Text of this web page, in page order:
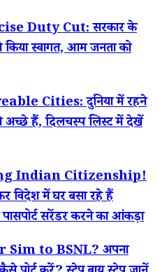
Duty Cut: सरकार के
स्वागत, आम जनता को
Cities: दुनिया में रहने
हैं, दिलचस्प लिस्ट में देखें
Indian Citizenship!
विदेश में घर बसा रहे हैं
सरेंडर करने का आंकड़ा
to BSNL? अपना